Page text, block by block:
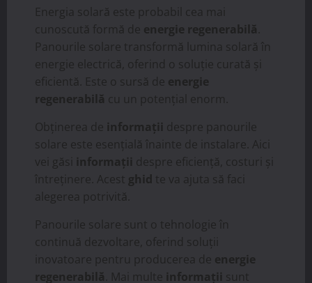
Energia solară este probabil cea mai
cunoscută formă de energie regenerabilă
Panourile solare transformă lumina solară în
energie electrică, oferind o soluție curată și
eficientă. Este o sursă de energie
regenerabilă cu un potențial enorm.
Obținerea de informații despre panourile
solare este esențială înainte de instalare. Aici
vei găsi informații despre eficiență, costuri și
întreținere. Acest ghid te va ajuta să faci
alegerea potrivită.
Panourile solare sunt o tehnologie în
continuă dezvoltare, oferind soluții
inovatoare pentru producerea de energie
regenerabilă . Mai multe informații sunt